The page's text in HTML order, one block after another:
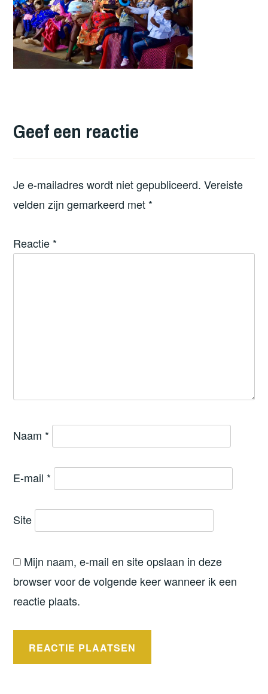
Geef een reactie
Je e-mailadres wordt niet gepubliceerd. Vereiste
velden zijn gemarkeerd met *
Reactie *
Naam *
E-mail *
Site
Mijn naam, e-mail en site opslaan in deze
browser voor de volgende keer wanneer ik een
reactie plaats.